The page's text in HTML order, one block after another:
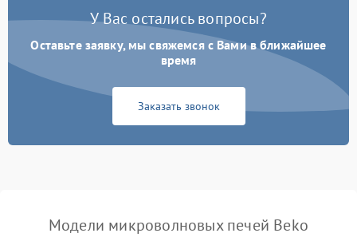
Проблемы с вентилятором 2000 ₽
Поломка системы
охлаждения
Подробнее →
Не работают сенсорные
Сломался трансформатор Подробнее →
У Вас остались вопросы?
Оставьте заявку, мы свяжемся с Вами в ближайшее
время
Заказать звонок
Модели микроволновых печей Beko